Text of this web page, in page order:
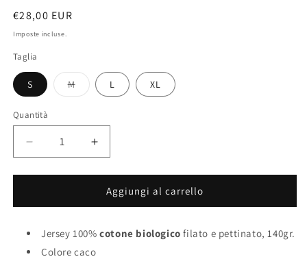
Prezzo
di
€28,00 EUR
Imposte incluse.
Taglia
S MVariante
esaurita
L XL
Quantità
Diminuisci
quantità
per
Shirt
Will
Heal
Aumenta
quantità
per
Shirt
Will
Heal
Aggiungi al carrello
Jersey 100%cotone biologico filato e pettinato, 140gr.
Colore caco